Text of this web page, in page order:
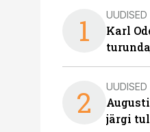
1 UUDISED
Karl
2 UUDISED
järgi